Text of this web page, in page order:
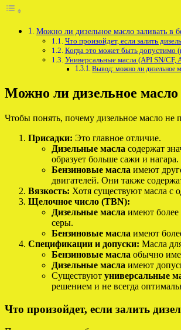
Можно ли дизельное масло заливать в
Что произойдет, если залить
Когда это может быть допустимо
Универсальные масла (API SN/CF,
Вывод: можно ли дизельное
Можно ли дизельное
Чтобы понять, почему дизельное масло не
Присадки: Это главное отличие.
Дизельные масла содержат
образует больше сажи и
Бензиновые масла имеют
двигателей. Они также
Вязкость: Хотя существуют масла с
Щелочное число (TBN):
Дизельные масла имеют более
серы.
Бензиновые масла имеют
Спецификации и допуски: Масла
Бензиновые масла обычно
Дизельные масла имеют
Существуют универсальные
решением и не всегда
Что произойдет, если залить